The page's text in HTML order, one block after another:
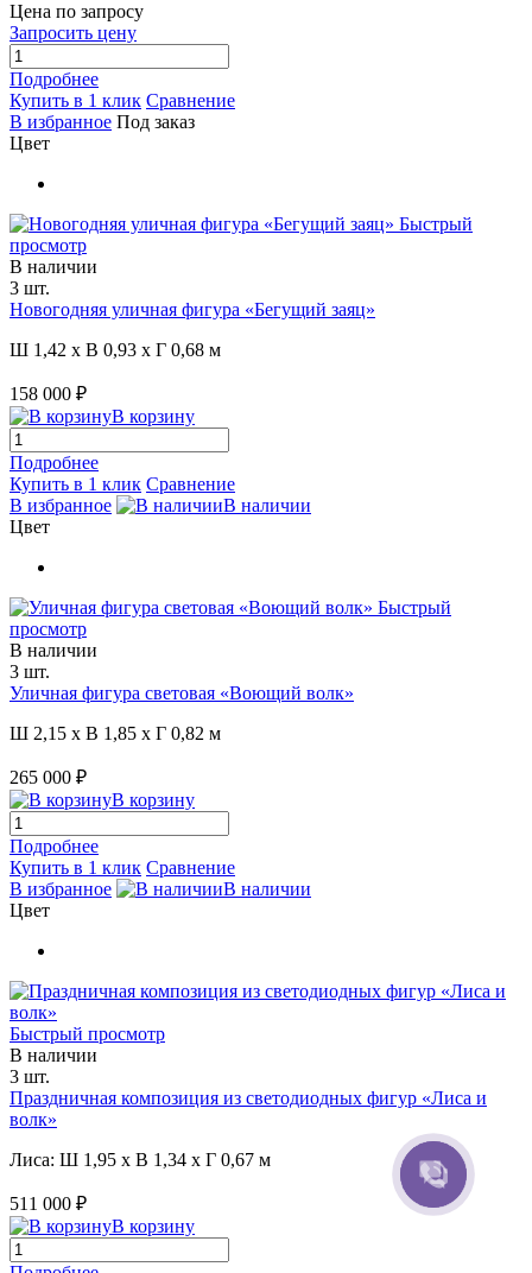
Цена по запросу
Запросить цену
Подробнее
Купить в 1 клик Сравнение
В избранное Под заказ
Цвет
Быстрый
просмотр
В наличии
3 шт.
Новогодняя уличная фигура «Бегущий заяц»
Ш 1,42 x В 0,93 x Г 0,68 м
158 000 ₽
В корзину
Подробнее
Купить в 1 клик Сравнение
В избранное
В наличии
Цвет
Быстрый
просмотр
В наличии
3 шт.
Уличная фигура световая «Воющий волк»
Ш 2,15 x В 1,85 x Г 0,82 м
265 000 ₽
В корзину
Подробнее
Купить в 1 клик Сравнение
В избранное
В наличии
Цвет
Быстрый просмотр
В наличии
3 шт.
Праздничная композиция из светодиодных фигур «Лиса и
волк»
Лиса: Ш 1,95 x В 1,34 x Г 0,67 м
511 000 ₽
В корзину